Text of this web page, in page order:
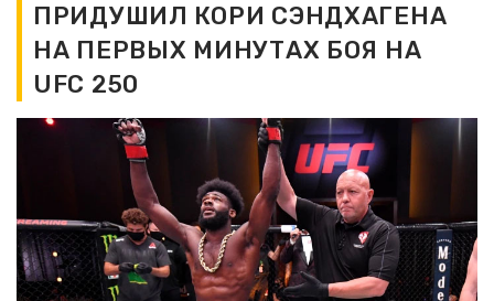
ПРИДУШИЛ КОРИ СЭНДХАГЕНА
НА ПЕРВЫХ МИНУТАХ БОЯ НА
UFC 250